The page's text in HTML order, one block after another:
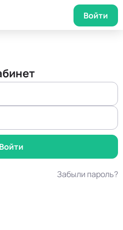
Войти
Забыли пароль?